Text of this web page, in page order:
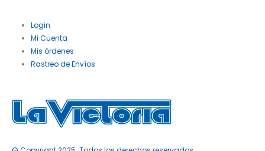
Login
Mi Cuenta
Mis órdenes
Rastreo de Envíos